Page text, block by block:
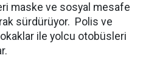
maske ve sosyal mesafe
sürdürüyor. Polis ve
ile yolcu otobüsleri